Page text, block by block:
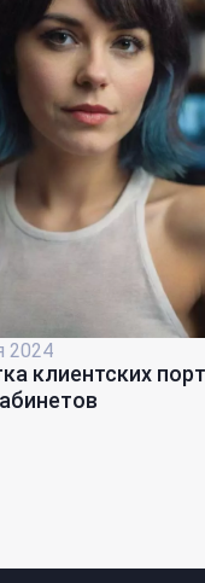
2024
клиентских